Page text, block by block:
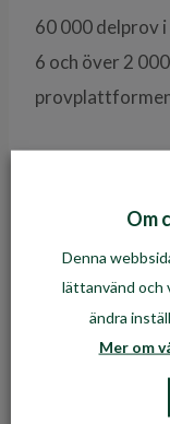
60 000 delprov
6 och över 2
grundskolan
av april står
https://
oss/aktuellt/
Om
Denna
lättanvänd och
ändra
Mer om